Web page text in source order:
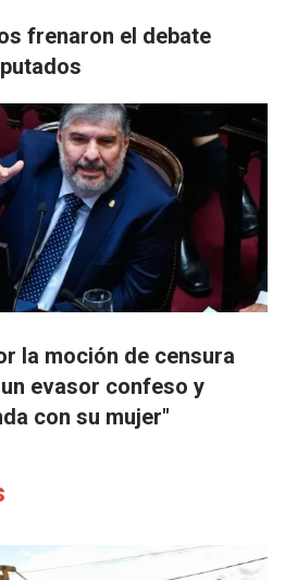
frenaron el debate
la moción de censura
evasor confeso y
con su mujer"